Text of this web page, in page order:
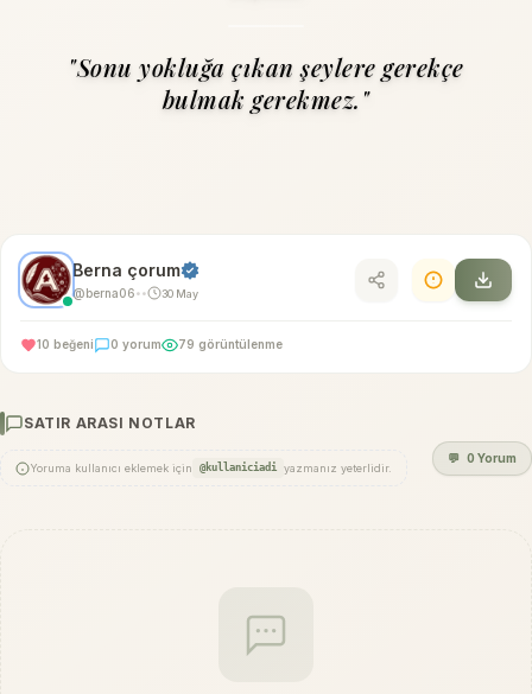
"Sonu yokluğa çıkan şeylere gerekçe
bulmak gerekmez."
Berna çorum
@berna06 • • 30 May
10 beğeni 0 yorum 79 görüntülenme
SATIR ARASI NOTLAR
Yoruma kullanıcı eklemek için @kullaniciadi yazmanız yeterlidir.
💬 0 Yorum